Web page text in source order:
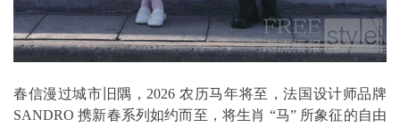
春信漫过城市旧隅，2026 农历马年将至，法国设计师品牌
SANDRO 携新春系列如约而至，将生肖 “马” 所象征的自由